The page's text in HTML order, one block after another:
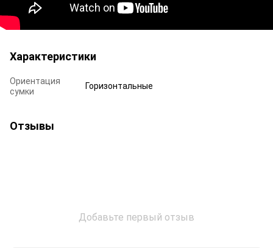
Характеристики
Ориентация
сумки
Горизонтальные
Отзывы
Добавьте первый отзыв